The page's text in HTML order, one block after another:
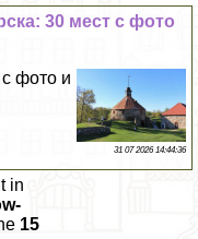
30 мест с фото
фото и
31 07 2026 14:44:36
in
15